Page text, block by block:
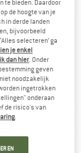
te bieden. Daardoor
de hoogte van je
in derde landen
bijvoorbeeld
selecteren’ ga
je enkel
dan hier . Onder
geven
noodzakelijk
ingetrokken
onderaan
de risico's van